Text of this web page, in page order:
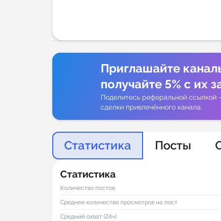
Приглашайте
получайте 5% с их
Поделитесь реферальной ссылкой
сделки привлечённого канала.
Статистика Посты
Статистика
Количество постов
Среднее количество просмотров на пост
Средний охват (24ч)